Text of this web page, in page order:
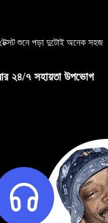
শুনে পড়া দুটোই অনেক সহজ
২৪/৭ সহায়তা উপভোগ